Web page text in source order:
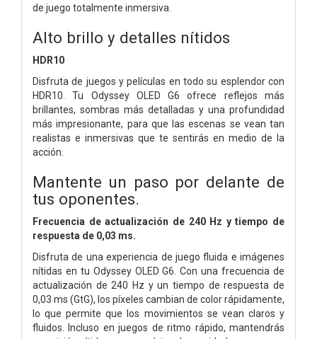
de juego totalmente inmersiva.
Alto brillo y detalles nítidos
HDR10
Disfruta de juegos y películas en todo su esplendor con
HDR10. Tu Odyssey OLED G6 ofrece reflejos más
brillantes, sombras más detalladas y una profundidad
más impresionante, para que las escenas se vean tan
realistas e inmersivas que te sentirás en medio de la
acción.
Mantente un paso por delante de
tus oponentes.
Frecuencia de actualización de 240 Hz y tiempo de
respuesta de 0,03 ms.
Disfruta de una experiencia de juego fluida e imágenes
nítidas en tu Odyssey OLED G6. Con una frecuencia de
actualización de 240 Hz y un tiempo de respuesta de
0,03 ms (GtG), los píxeles cambian de color rápidamente,
lo que permite que los movimientos se vean claros y
fluidos. Incluso en juegos de ritmo rápido, mantendrás